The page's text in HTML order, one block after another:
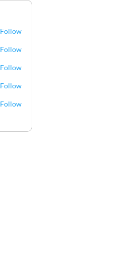
Follow
Follow
Follow
Follow
Follow